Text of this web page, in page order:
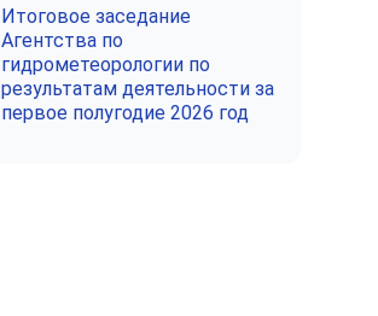
Итоговое заседание
Агентства по
гидрометеорологии по
результатам деятельности за
первое полугодие 2026 год